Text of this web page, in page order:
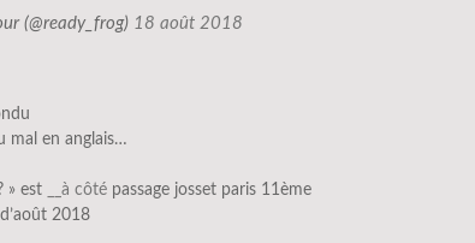
(@ready_frog) 18 août 2018
mal en anglais…
» est __à côté passage josset paris 11ème
2018